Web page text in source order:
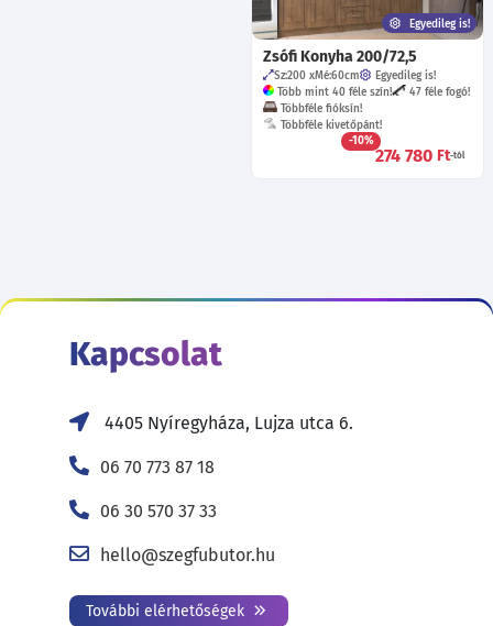
Egyedileg is!
Zsófi Konyha 200/72,5
Sz:200 Mé:60cm
Egyedileg is!
Több mint 40 féle szín!
47 féle fogó!
Többféle fióksín!
Többféle kivetőpánt!
-10%
274 780 Ft-tól
Kapcsolat
4405 Nyíregyháza, Lujza utca 6.
06 70 773 87 18
06 30 570 37 33
hello@szegfubutor.hu
További elérhetőségek